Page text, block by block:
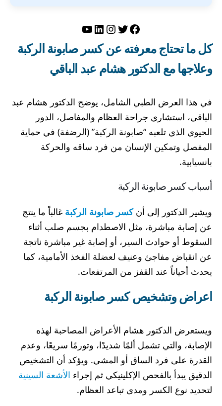
فيسبوك
تويترإنستجرام
لينكد إنيوتيوب
كل ما تحتاج معرفته عن كسر صابونة الركبة
وعلاجها مع الدكتور هشام عبد الباقي
في هذا العرض الطبي الشامل، يوضح الدكتور هشام عبد
الباقي، استشاري جراحة العظام والمفاصل، الدور
الحيوي الذي تلعبه “صابونة الركبة” (الرضفة) في حماية
المفصل وتمكين الإنسان من فرد ساقه والحركة
بانسيابية.
أسباب كسر صابونة الركبة
ويشير الدكتور إلى أن كسر صابونة الركبة غالباً ما ينتج
عن إصابة مباشرة، مثل الاصطدام بجسم صلب أثناء
السقوط أو حوادث السير، أو إصابة غير مباشرة ناتجة
عن انقباض مفاجئ وعنيف لعضلة الفخذ الأمامية، كما
يحدث أحياناً عند القفز من المرتفعات.
اعراض وتشخيص كسر صابونة الركبة
ويستعرض الدكتور هشام الأعراض المصاحبة لهذه
الإصابة، والتي تشمل ألمًا شديدًا، وتورمًا سريعًا، وعدم
القدرة على فرد الساق أو المشي. ويؤكد أن التشخيص
الدقيق يبدأ بالفحص الإكلينيكي ثم إجراء الأشعة السينية
لتحديد نوع الكسر ومدى تباعد العظام.